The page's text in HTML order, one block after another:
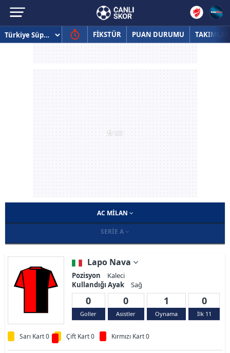
FİKSTÜR PUAN DURUMU TAKIMLAR
AC MILAN
SERIE A
Lapo Nava
Pozisyon
Kaleci
Kullandığı Ayak
Sağ
0
Goller
0
Asistler
1
Oynama
0
İlk 11
Sarı Kart 0 Çift Kart 0 Kırmızı Kart 0